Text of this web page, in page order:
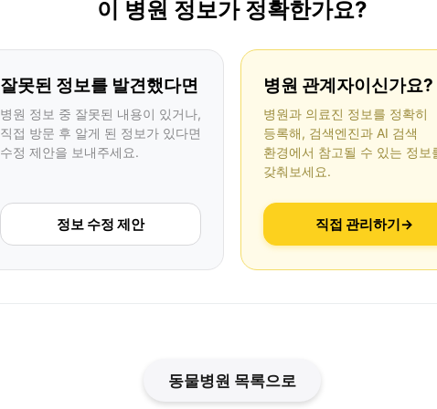
이 병원 정보가 정확한가요?
잘못된 정보를 발견했다면
병원 정보 중 잘못된 내용이 있거나,
직접 방문 후 알게 된 정보가 있다면
수정 제안을 보내주세요.
정보 수정 제안
병원 관계자이신가요?
병원과 의료진 정보를 정확히
등록해, 검색엔진과 AI 검색
환경에서 참고될 수 있는 정보
갖춰보세요.
직접 관리하기→
동물병원 목록으로